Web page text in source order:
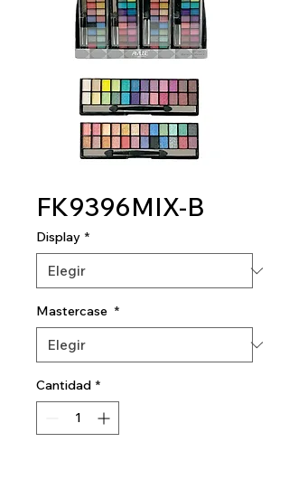
FK9396MIX-B
Display *
Mastercase *
Cantidad *